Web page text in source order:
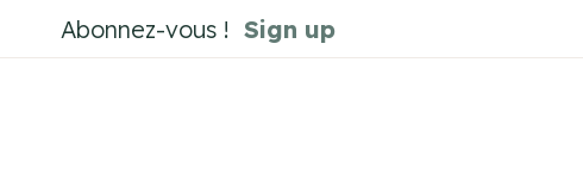
au
Abonnez-vous ! Sign up